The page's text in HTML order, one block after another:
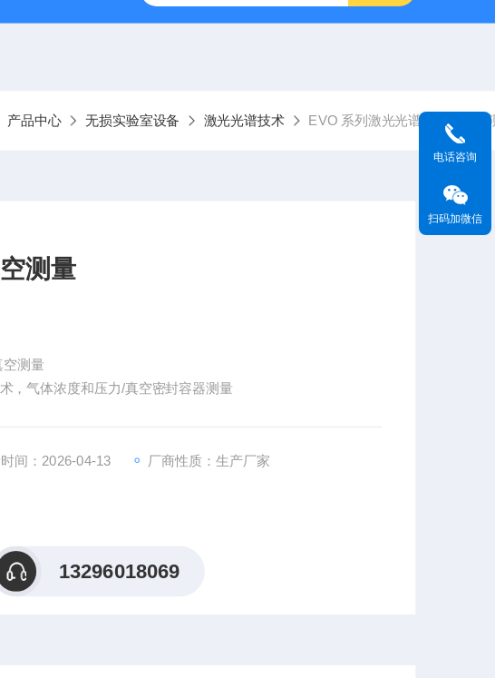
产品中心 无损实验室设备 激光光谱技术 EVO 系列激光光谱技术：真空
测量
空测量
，气体浓度和压力/真空密封容器测量
间：2026-04-13 厂商性质：生产厂家
13296018069
电话咨询
扫码加微信